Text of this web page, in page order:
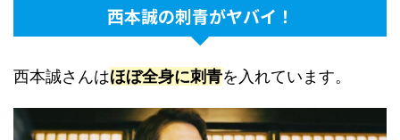
西本誠の刺青がヤバイ！
西本誠さんはほぼ全身に刺青を入れています。